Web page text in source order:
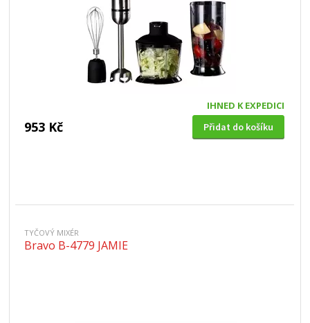
IHNED K EXPEDICI
953 Kč Přidat do košíku
TYČOVÝ MIXÉR
Bravo B-4779 JAMIE